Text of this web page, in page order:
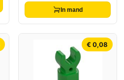
In mand
€ 0,08